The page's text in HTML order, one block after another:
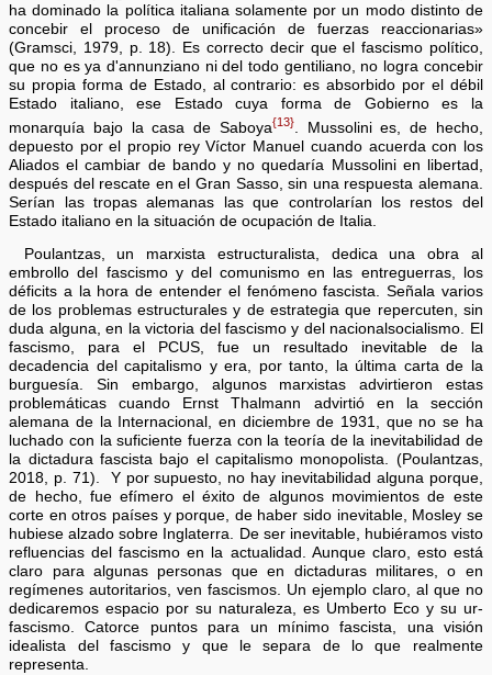
ha dominado la política italiana solamente por un modo distinto de
concebir el proceso de unificación de fuerzas reaccionarias»
(Gramsci, 1979, p. 18). Es correcto decir que el fascismo político,
que no es ya d'annunziano ni del todo gentiliano, no logra concebir
su propia forma de Estado, al contrario: es absorbido por el débil
Estado italiano, ese Estado cuya forma de Gobierno es la
monarquía bajo la casa de Saboya{13}. Mussolini es, de hecho,
depuesto por el propio rey Víctor Manuel cuando acuerda con los
Aliados el cambiar de bando y no quedaría Mussolini en libertad,
después del rescate en el Gran Sasso, sin una respuesta alemana.
Serían las tropas alemanas las que controlarían los restos del
Estado italiano en la situación de ocupación de Italia.
Poulantzas, un marxista estructuralista, dedica una obra al
embrollo del fascismo y del comunismo en las entreguerras, los
déficits a la hora de entender el fenómeno fascista. Señala varios
de los problemas estructurales y de estrategia que repercuten, sin
duda alguna, en la victoria del fascismo y del nacionalsocialismo. El
fascismo, para el PCUS, fue un resultado inevitable de la
decadencia del capitalismo y era, por tanto, la última carta de la
burguesía. Sin embargo, algunos marxistas advirtieron estas
problemáticas cuando Ernst Thalmann advirtió en la sección
alemana de la Internacional, en diciembre de 1931, que no se ha
luchado con la suficiente fuerza con la teoría de la inevitabilidad de
la dictadura fascista bajo el capitalismo monopolista. (Poulantzas,
2018, p. 71). Y por supuesto, no hay inevitabilidad alguna porque,
de hecho, fue efímero el éxito de algunos movimientos de este
corte en otros países y porque, de haber sido inevitable, Mosley se
hubiese alzado sobre Inglaterra. De ser inevitable, hubiéramos visto
refluencias del fascismo en la actualidad. Aunque claro, esto está
claro para algunas personas que en dictaduras militares, o en
regímenes autoritarios, ven fascismos. Un ejemplo claro, al que no
dedicaremos espacio por su naturaleza, es Umberto Eco y su ur-
fascismo. Catorce puntos para un mínimo fascista, una visión
idealista del fascismo y que le separa de lo que realmente
representa.